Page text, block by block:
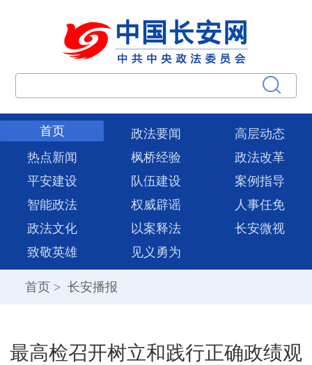
首页 政法要闻
高层动态
热点新闻
枫桥经验
政法改革
平安建设
队伍建设
案例指导
智能政法
权威辟谣
人事任免
政法文化
以案释法
长安微视
致敬英雄
见义勇为
首页 > 长安播报
最高检召开树立和践行正确政绩观